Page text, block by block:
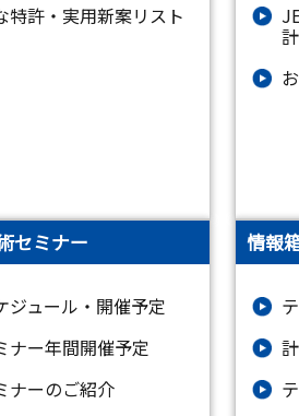
特許・実用新案リスト
セミナー
ジュール・開催予定
ナー年間開催予定
ナーのご紹介
情報